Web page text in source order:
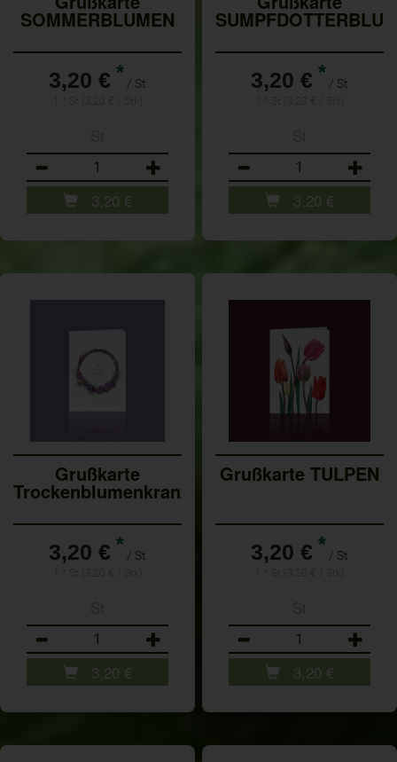
SOMMERBLUMEN
3,20 € * / St
3,20 €
3,20 € * / St
3,20 €
Grußkarte
Trockenblumenkranz
3,20 € * / St
3,20 €
Grußkarte TULPEN
3,20 € * / St
3,20 €